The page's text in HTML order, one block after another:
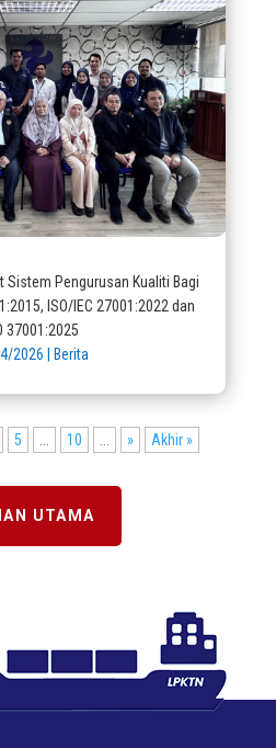
Sistem Pengurusan Kualiti Bagi
ISO/IEC 27001:2022 dan
37001:2025
2026
Berita
5 10 » Akhir »
UTAMA